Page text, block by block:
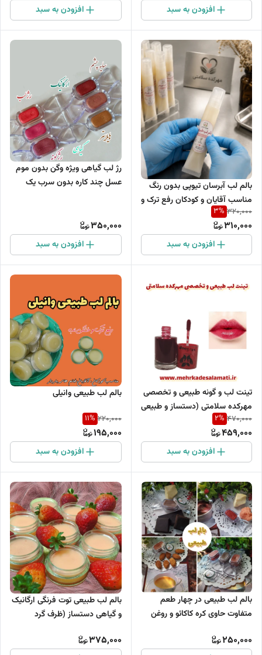
افزودن به سبد افزودن به سبد
بالم لب آبرسان تیوپی بدون رنگ
مناسب آقایان و کودکان رفع ترک و
خشکی شدید لب
320,000
3%
310,000
افزودن به سبد
رژ لب گیاهی ویژه وگن بدون موم
عسل چند کاره بدون سرب یک
350,000
افزودن به سبد
تینت لب و گونه طبیعی و تخصصی
مهرکده سلامتی (دستساز و طبیعی
۱۰ میل در ظرف شیشه ای
مخصوص تینت)
470,000
2%
459,000
افزودن به سبد
بالم لب طبیعی وانیلی
220,000
11%
195,000
افزودن به سبد
بالم لب طبیعی در چهار طعم
متفاوت حاوی کره کاکائو و روغن
250,000
بالم لب طبیعی توت فرنگی ارگانیک
و گیاهی دستساز (ظرف گرد
375,000